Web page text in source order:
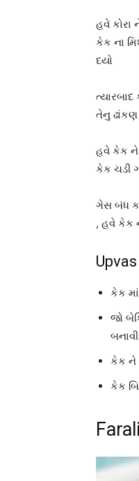
હવે કોરા
કેક ના
દયો
તેનુ ઢાંકણ
હવે કેક ને
કેક ચડી
ગેસ બંધ
, હવે કેક
કેક
જો
કેક ને
કેક